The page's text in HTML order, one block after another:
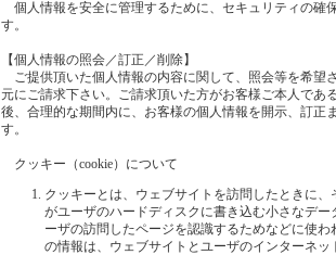
個人情報を安全に管理するために、セキュリティの確
す。
【個人情報の照会／訂正／削除】
ご提供頂いた個人情報の内容に関して、照会等を希望
元にご請求下さい。ご請求頂いた方がお客様ご本人であ
後、合理的な期間内に、お客様の個人情報を開示、訂正
す。
クッキー（cookie）について
クッキーとは、ウェブサイトを訪問したときに、
がユーザのハードディスクに書き込む小さなデー
ーザの訪問したページを認識するためなどに使わ
の情報は、ウェブサイトとユーザのインターネッ